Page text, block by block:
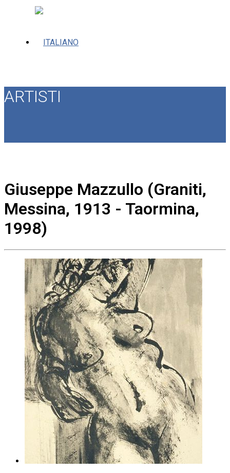
ARTISTI
Giuseppe Mazzullo (Graniti,
Messina, 1913 - Taormina,
1998)